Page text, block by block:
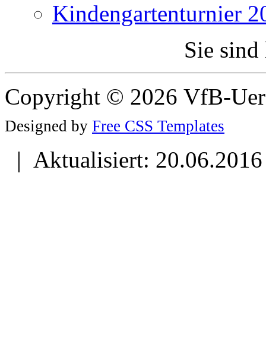
Kindengartenturnier
Sie
Copyright © 2026 VfB-
Designed by Free CSS Templates
| Aktualisiert: 20.06.2016